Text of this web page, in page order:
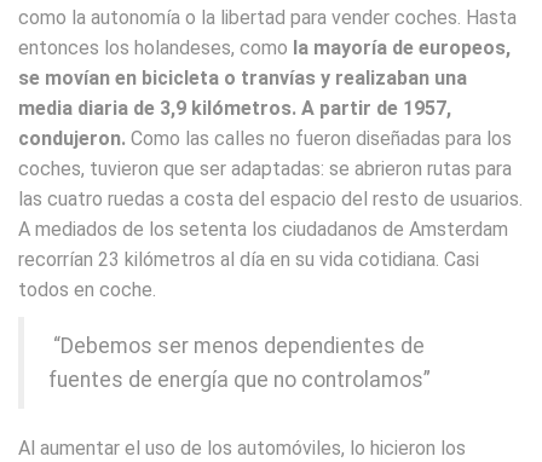
como la autonomía o la libertad para vender coches. Hasta
entonces los holandeses, como la mayoría de europeos,
se movían en bicicleta o tranvías y realizaban una
media diaria de 3,9 kilómetros. A partir de 1957,
condujeron. Como las calles no fueron diseñadas para los
coches, tuvieron que ser adaptadas: se abrieron rutas para
las cuatro ruedas a costa del espacio del resto de usuarios.
A mediados de los setenta los ciudadanos de Amsterdam
recorrían 23 kilómetros al día en su vida cotidiana. Casi
todos en coche.
“Debemos ser menos dependientes de
fuentes de energía que no controlamos”
Al aumentar el uso de los automóviles, lo hicieron los